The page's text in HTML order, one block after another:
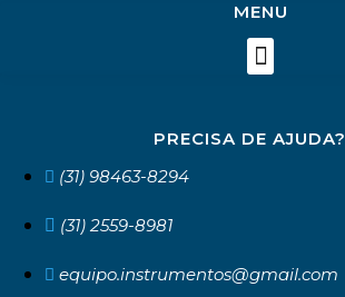
MENU
PRECISA DE AJUDA?
(31) 98463-8294
(31) 2559-8981
equipo.instrumentos@gmail.com